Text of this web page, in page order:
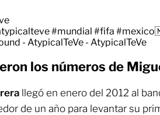
#mundial #fifa
- AtypicalTeVe - AtypicalTeVe
los números de
llegó en enero del 2012 al
de un año para levantar su